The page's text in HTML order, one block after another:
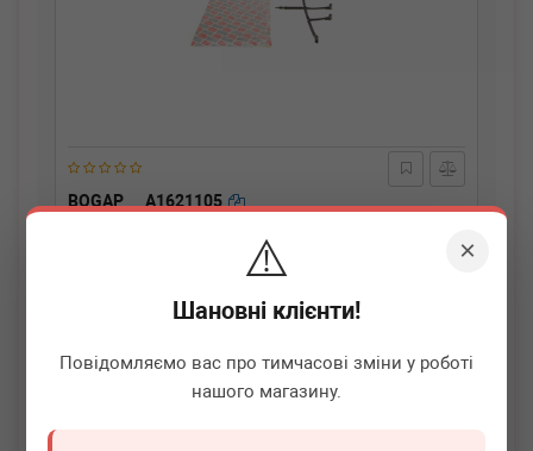
×
⚠️
Шановні клієнти!
Повідомляємо вас про тимчасові зміни у роботі
нашого магазину.
BOGAP A1621105
Докладніше